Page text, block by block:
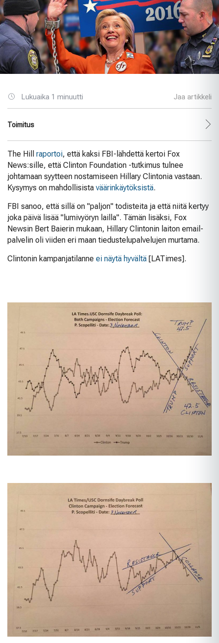
Lukuaika 1 minuutti Jaa artikkeli
Toimitus
The Hill raportoi, että kaksi FBI-lähdettä kertoi Fox
News:sille, että Clinton Foundation -tutkimus tulnee
johtamaan syytteen nostamiseen Hillary Clintonia vastaan.
Kysymys on mahdollisista väärinkäytöksistä.
FBI sanoo, että sillä on "paljon" todisteita ja että niitä kertyy
joka päivä lisää "lumivyöryn lailla". Tämän lisäksi, Fox
Newsin Bert Baierin mukaan, Hillary Clintonin laiton email-
palvelin oli viiden eri maan tiedustelupalvelujen murtama.
Clintonin kampanjatilanne ei näytä hyvältä [LATimes].